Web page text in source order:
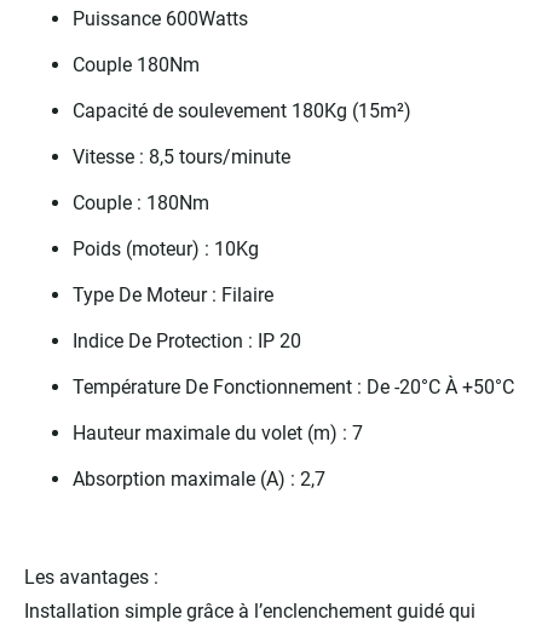
Puissance 600Watts
Couple 180Nm
Capacité de soulevement 180Kg (15m²)
Vitesse : 8,5 tours/minute
Couple : 180Nm
Poids (moteur) : 10Kg
Type De Moteur : Filaire
Indice De Protection : IP 20
Température De Fonctionnement : De -20°C À +50°C
Hauteur maximale du volet (m) : 7
Absorption maximale (A) : 2,7
Les avantages :
Installation simple grâce à l’enclenchement guidé qui